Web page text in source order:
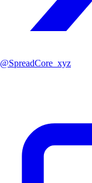
@SpreadCore_xyz